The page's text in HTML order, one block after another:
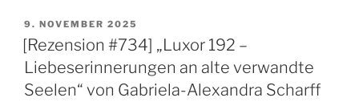
VERÖFFENTLICHT
AM
9. NOVEMBER 2025
[Rezension #734] „Luxor 192 –
Liebeserinnerungen an alte verwandte
Seelen“ von Gabriela-Alexandra Scharff